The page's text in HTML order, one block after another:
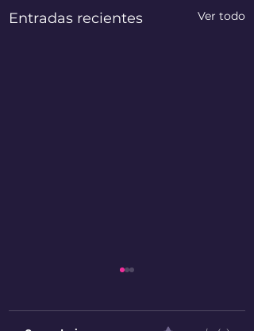
Entradas recientes Ver todo